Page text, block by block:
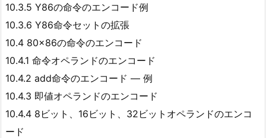
10.3.5 Y86の命令のエンコード例
10.3.6 Y86命令セットの拡張
10.4 80×86の命令のエンコード
10.4.1 命令オペランドのエンコード
10.4.2 add命令のエンコード ― 例
10.4.3 即値オペランドのエンコード
10.4.4 8ビット、16ビット、32ビットオペランドのエンコ
ード